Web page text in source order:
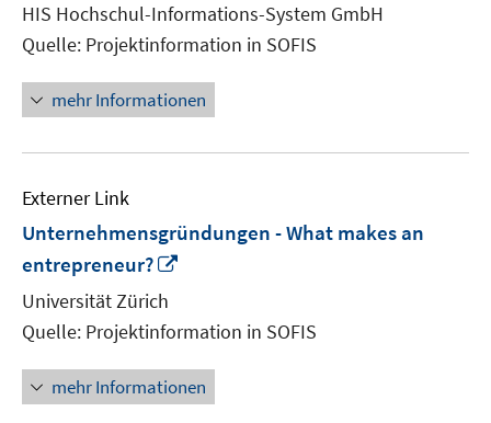
Fenster
öffnen
HIS Hochschul-Informations-System GmbH
Quelle: Projektinformation in SOFIS
mehr Informationen
Externer Link
Unternehmensgründungen - What makes an
entrepreneur?
öffnen
Universität Zürich
Quelle: Projektinformation in SOFIS
mehr Informationen